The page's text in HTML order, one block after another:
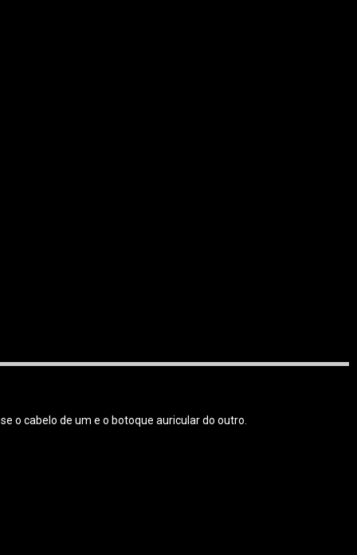
o cabelo de um e o botoque auricular do outro.